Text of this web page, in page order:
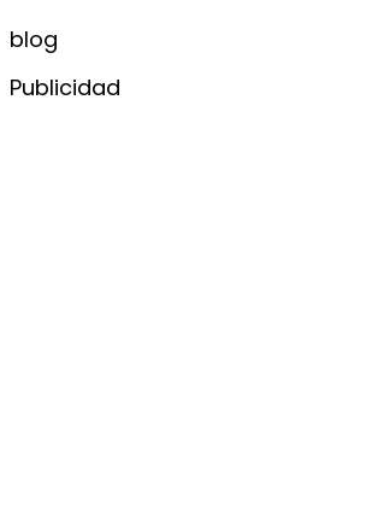
blog
Publicidad